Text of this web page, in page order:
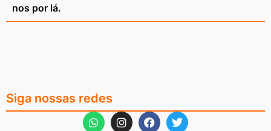
nos por lá.
Siga nossas redes